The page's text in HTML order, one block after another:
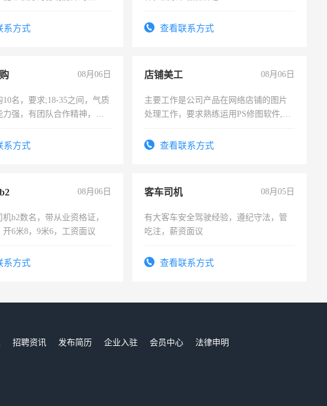
系方式 查看联系方式
08月06日
10名，要求;18-35之间，气质
力强，有团队合作精神，有
系方式
店铺美工 08月06日
主要工作是公司产品在网络店铺的图片
处理工作，要求熟练运用PS修图软件,工
查看联系方式
08月06日
b2数名，带从业资格证，
开6米8，9米6，工资面议
系方式
客车司机 08月05日
有大客车安全驾驶经验，遵纪守法，管
吃注，薪资面议
查看联系方式
招聘资讯 发布简历 企业入驻 会员中心
法律申明